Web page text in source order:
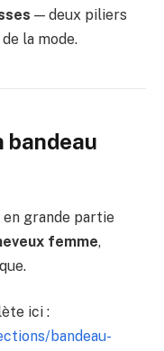
— deux piliers
la mode.
bandeau
en grande partie
femme,
ici :
bandeau-